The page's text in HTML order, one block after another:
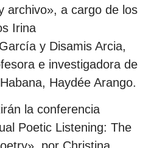
archivo», a cargo de los
Irina
y Disamis Arcia,
e investigadora de
Haydée Arango.
la conferencia
Poetic Listening: The